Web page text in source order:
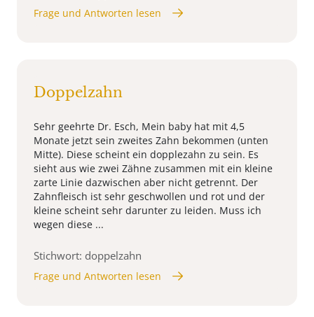
Frage und Antworten lesen
Doppelzahn
Sehr geehrte Dr. Esch, Mein baby hat mit 4,5
Monate jetzt sein zweites Zahn bekommen (unten
Mitte). Diese scheint ein dopplezahn zu sein. Es
sieht aus wie zwei Zähne zusammen mit ein kleine
zarte Linie dazwischen aber nicht getrennt. Der
Zahnfleisch ist sehr geschwollen und rot und der
kleine scheint sehr darunter zu leiden. Muss ich
wegen diese ...
Stichwort: doppelzahn
Frage und Antworten lesen